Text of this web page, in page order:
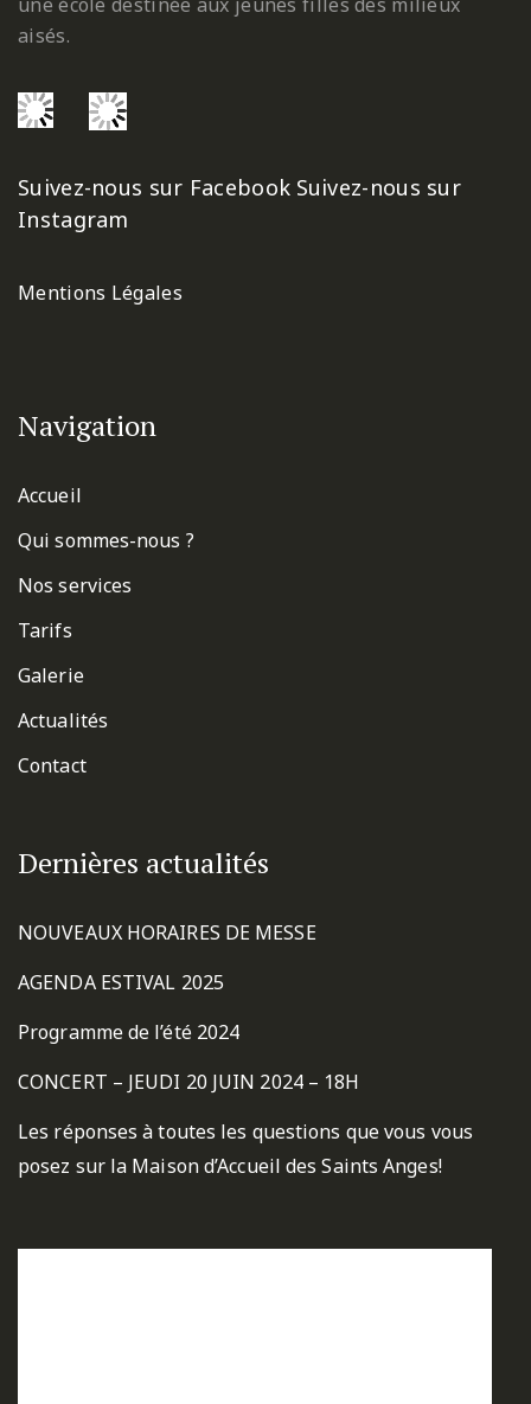
aisés.
Suivez-nous sur Facebook Suivez-nous sur
Instagram
Mentions Légales
Navigation
Accueil
Qui sommes-nous ?
Nos services
Tarifs
Galerie
Actualités
Contact
Dernières actualités
NOUVEAUX HORAIRES DE MESSE
AGENDA ESTIVAL 2025
Programme de l’été 2024
CONCERT – JEUDI 20 JUIN 2024 – 18H
Les réponses à toutes les questions que vous vous
posez sur la Maison d’Accueil des Saints Anges!